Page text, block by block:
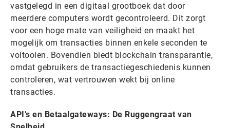
vastgelegd in een digitaal grootboek dat door
meerdere computers wordt gecontroleerd. Dit zorgt
voor een hoge mate van veiligheid en maakt het
mogelijk om transacties binnen enkele seconden te
voltooien. Bovendien biedt blockchain transparantie,
omdat gebruikers de transactiegeschiedenis kunnen
controleren, wat vertrouwen wekt bij online
transacties.
API’s en Betaalgateways: De Ruggengraat van